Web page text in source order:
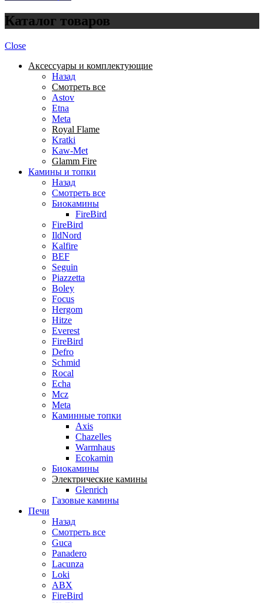
Каталог товаров
Close
Аксессуары и комплектующие
Назад
Смотреть все
Astov
Etna
Meta
Royal Flame
Kratki
Kaw-Met
Glamm Fire
Камины и топки
Назад
Смотреть все
Биокамины
FireBird
FireBird
IldNord
Kalfire
BEF
Seguin
Piazzetta
Boley
Focus
Hergom
Hitze
Everest
FireBird
Defro
Schmid
Rocal
Echa
Mcz
Meta
Каминные топки
Axis
Chazelles
Warmhaus
Ecokamin
Биокамины
Электрические камины
Glenrich
Газовые камины
Печи
Назад
Смотреть все
Guca
Panadero
Lacunza
Loki
ABX
FireBird